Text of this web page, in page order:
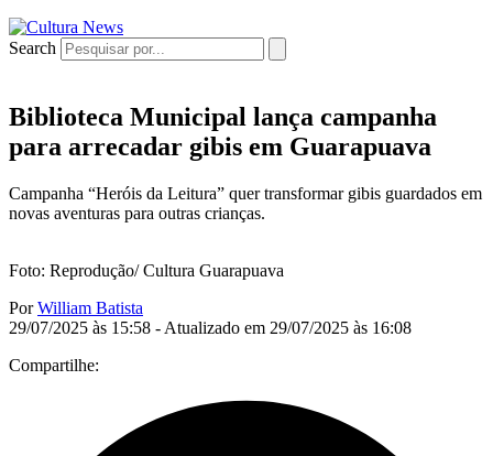
Search
Biblioteca Municipal lança campanha
para arrecadar gibis em Guarapuava
Campanha “Heróis da Leitura” quer transformar gibis guardados em
novas aventuras para outras crianças.
Foto: Reprodução/ Cultura Guarapuava
PorWilliam Batista
29/07/2025 às 15:58 - Atualizado em 29/07/2025 às 16:08
Compartilhe: